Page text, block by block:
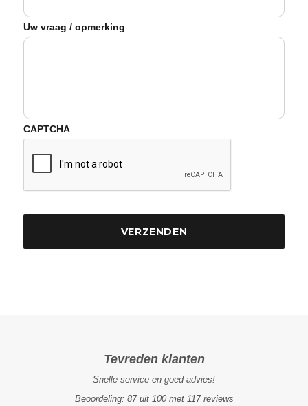
Uw vraag / opmerking
CAPTCHA
Tevreden klanten
Snelle service en goed advies!
Beoordeling: 87uit 100met 117reviews